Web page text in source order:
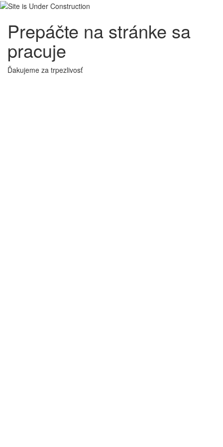
Prepáčte na stránke sa
pracuje
Ďakujeme za trpezlivosť